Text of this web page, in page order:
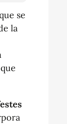
se
la